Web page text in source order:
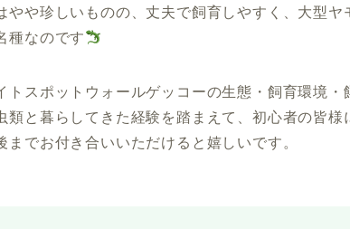
やや珍しいものの、丈夫で飼育しやすく、大型ヤ
種なのです
トスポットウォールゲッコーの生態・飼育環境・
類と暮らしてきた経験を踏まえて、初心者の皆様
までお付き合いいただけると嬉しいです。